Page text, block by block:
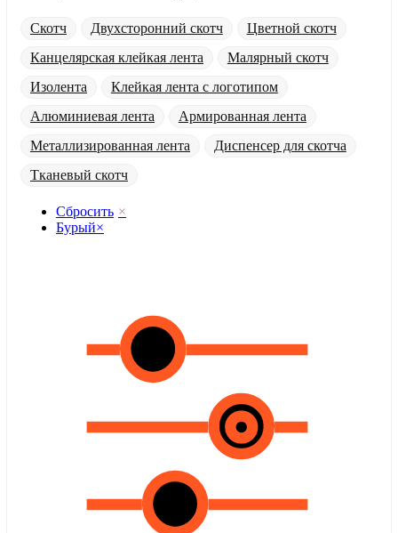
Скотч Двухсторонний скотч
Цветной скотч
Канцелярская клейкая лента
Малярный скотч
Изолента
Клейкая лента с логотипом
Алюминиевая лента
Армированная лента
Металлизированная лента
Диспенсер для скотча
Тканевый скотч
Сбросить ×
Бурый×